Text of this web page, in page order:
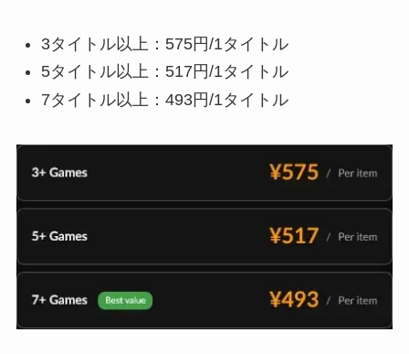
3タイトル以上：575円/1タイトル
5タイトル以上：517円/1タイトル
7タイトル以上：493円/1タイトル